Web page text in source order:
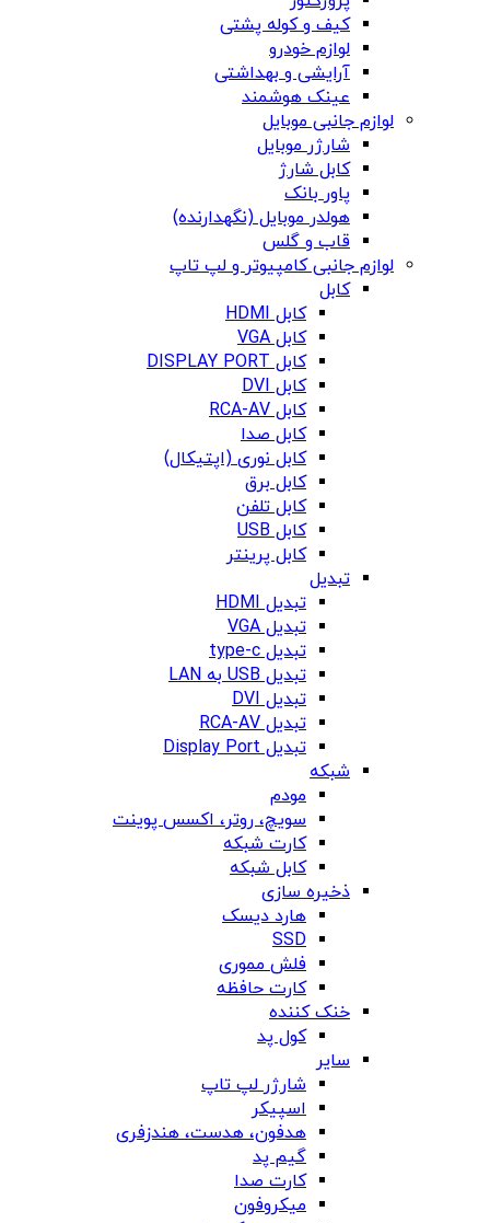
کیف و کوله پشتی
لوازم خودرو
آرایشی و بهداشتی
عینک هوشمند
لوازم جانبی موبایل
شارژر موبایل
کابل شارژ
پاور بانک
هولدر موبایل (نگهدارنده)
قاب و گلس
لوازم جانبی کامپیوتر و لپ تاپ
کابل
کابل HDMI
کابل VGA
کابل DISPLAY PORT
کابل DVI
کابل RCA-AV
کابل صدا
کابل نوری (اپتیکال)
کابل برق
کابل تلفن
کابل USB
کابل پرینتر
تبدیل
تبدیل HDMI
تبدیل VGA
تبدیل type-c
تبدیل USB به LAN
تبدیل DVI
تبدیل RCA-AV
تبدیل Display Port
شبکه
مودم
سویچ، روتر، اکسس پوینت
کارت شبکه
کابل شبکه
ذخیره سازی
هارد دیسک
SSD
فلش مموری
کارت حافظه
خنک کننده
کول پد
سایر
شارژر لپ تاپ
اسپیکر
هدفون، هدست، هندزفری
گیم پد
کارت صدا
میکروفون